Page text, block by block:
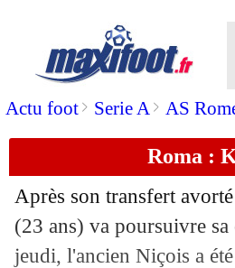
Actu foot> Serie A> AS
Roma :
Après son transfert
(23 ans) va poursuivre
jeudi, l'ancien Niçois a
OM: Tudor,
02/09 Nice
02/09 Chelsea: son
02/09 Ajax : le prix
02/09 Rennes: